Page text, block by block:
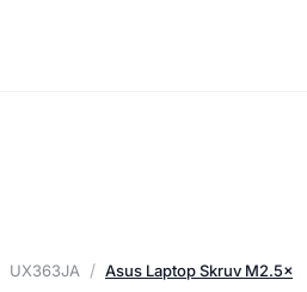
UX363JA Asus Laptop Skruv